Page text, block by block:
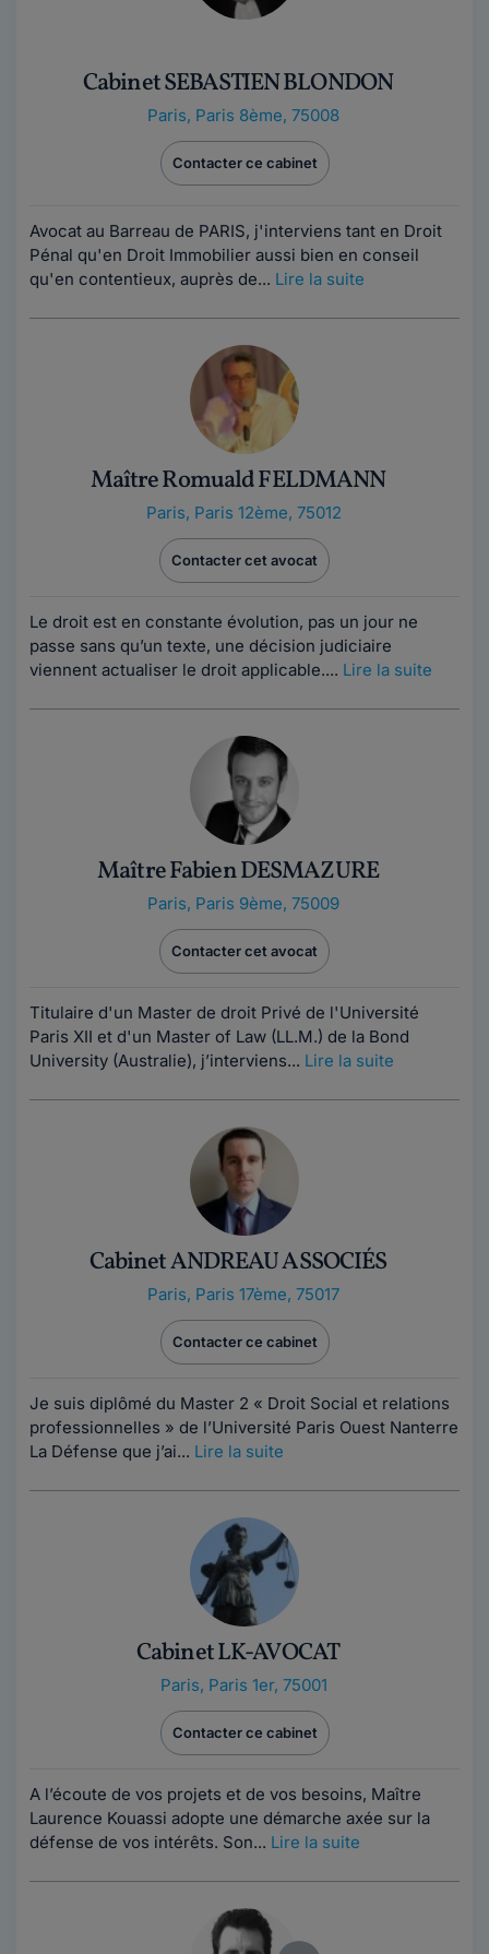
Cabinet SEBASTIEN BLONDON
Paris, Paris 8ème, 75008
Contacter ce cabinet
Avocat au Barreau de PARIS, j'interviens tant en Droit
Pénal qu'en Droit Immobilier aussi bien en conseil
qu'en contentieux, auprès de... Lire la suite
Maître Romuald FELDMANN
Paris, Paris 12ème, 75012
Contacter cet avocat
Le droit est en constante évolution, pas un jour ne
passe sans qu’un texte, une décision judiciaire
viennent actualiser le droit applicable.... Lire la suite
Maître Fabien DESMAZURE
Paris, Paris 9ème, 75009
Contacter cet avocat
Titulaire d'un Master de droit Privé de l'Université
Paris XII et d'un Master of Law (LL.M.) de la Bond
University (Australie), j’interviens... Lire la suite
Cabinet ANDREAU ASSOCIÉS
Paris, Paris 17ème, 75017
Contacter ce cabinet
Je suis diplômé du Master 2 « Droit Social et relations
professionnelles » de l’Université Paris Ouest Nanterre
La Défense que j’ai... Lire la suite
Cabinet LK-AVOCAT
Paris, Paris 1er, 75001
Contacter ce cabinet
A l’écoute de vos projets et de vos besoins, Maître
Laurence Kouassi adopte une démarche axée sur la
défense de vos intérêts. Son... Lire la suite